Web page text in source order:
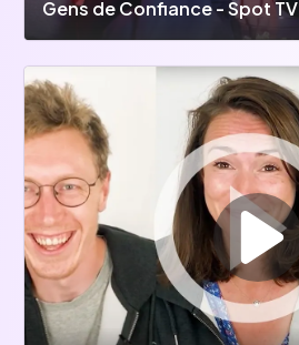
Gens de Confiance - Spot TV